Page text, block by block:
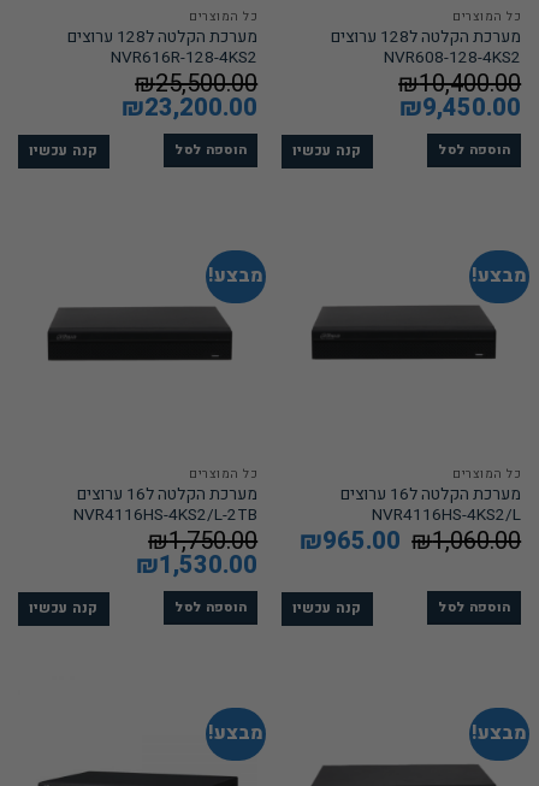
כל המוצרים
מערכת הקלטה ל128 ערוצים
NVR608-128-4KS2
₪10,400.00
המחיר
המקורי
היה:
₪10,400.00.
₪9,450.00 המחיר
הנוכחי
₪9,450.00. הוספה לסל קנה עכשיו
כל המוצרים
מערכת הקלטה ל128 ערוצים
NVR616R-128-4KS2
₪25,500.00
המחיר
המקורי
היה:
₪25,500.00.
₪23,200.00 המחיר
הנוכחי
הוא:
₪23,200.00. הוספה לסל קנה עכשיו
מבצע!
כל המוצרים
מערכת הקלטה ל16 ערוצים
NVR4116HS-4KS2/L
₪1,060.00 המחיר
המקורי ₪965.00 המחיר
הנוכחי
הוספה לסל קנה עכשיו
מבצע!
כל המוצרים
מערכת הקלטה ל16 ערוצים
NVR4116HS-4KS2/L-2TB
₪1,750.00
המחיר
המקורי
היה:
₪1,750.00.
₪1,530.00 המחיר
הנוכחי
₪1,530.00. הוספה לסל קנה עכשיו
מבצע! מבצע!